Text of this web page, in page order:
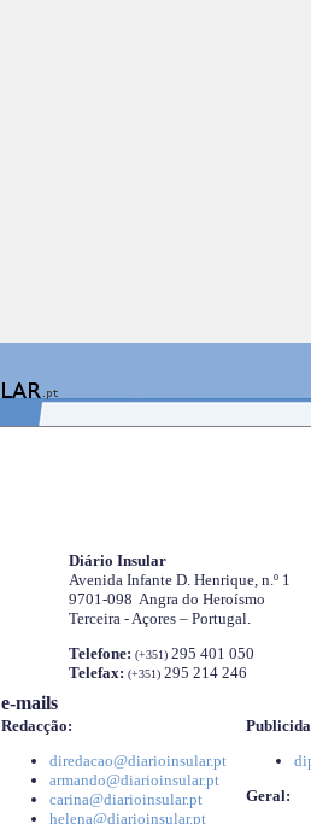
Diário Insular
Avenida Infante D. Henrique, n.º 1
9701-098 Angra do Heroísmo
Terceira - Açores – Portugal.
Telefone: (+351) 295 401 050
Telefax: (+351) 295 214 246
e-mails
Redacção:
diredacao@diarioinsular.pt
armando@diarioinsular.pt
carina@diarioinsular.pt
helena@diarioinsular.pt
Geral: